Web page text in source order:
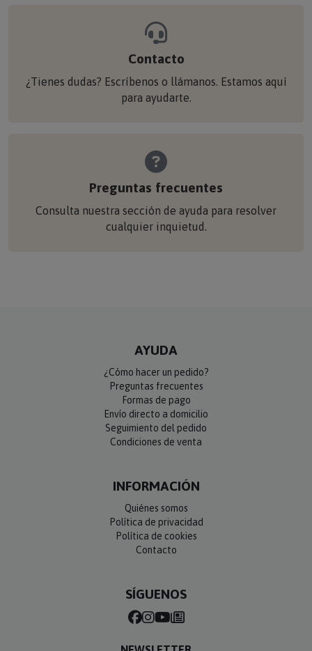
Contacto
¿Tienes dudas? Escríbenos o llámanos. Estamos aquí
para ayudarte.
Preguntas frecuentes
Consulta nuestra sección de ayuda para resolver
cualquier inquietud.
AYUDA
¿Cómo hacer un pedido?
Preguntas frecuentes
Formas de pago
Envío directo a domicilio
Seguimiento del pedido
Condiciones de venta
INFORMACIÓN
Quiénes somos
Política de privacidad
Política de cookies
Contacto
SÍGUENOS